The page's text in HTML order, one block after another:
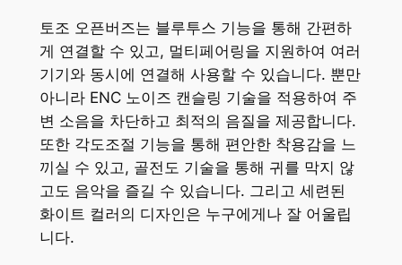
토조 오픈버즈는 블루투스 기능을 통해 간편하
게 연결할 수 있고, 멀티페어링을 지원하여 여러
기기와 동시에 연결해 사용할 수 있습니다. 뿐만
아니라 ENC 노이즈 캔슬링 기술을 적용하여 주
변 소음을 차단하고 최적의 음질을 제공합니다.
또한 각도조절 기능을 통해 편안한 착용감을 느
끼실 수 있고, 골전도 기술을 통해 귀를 막지 않
고도 음악을 즐길 수 있습니다. 그리고 세련된
화이트 컬러의 디자인은 누구에게나 잘 어울립
니다.